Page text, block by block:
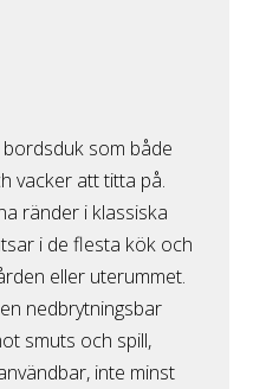
som både
vacker att titta på.
ränder i klassiska
i de flesta kök och
eller uterummet.
nedbrytningsbar
smuts och spill,
inte minst